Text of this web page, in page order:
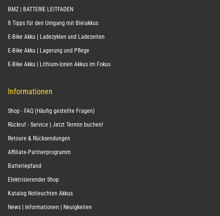
BMZ | BATTERIE LEITFADEN
8 Tipps für den Umgang mit Bleiakkus
E-Bike Akku | Ladezyklen und Ladezeiten
E-Bike Akku | Lagerung und Pflege
E-Bike Akku | Lithium-Ionen Akkus im Fokus
Informationen
Shop - FAQ (Häufig gestellte Fragen)
Rückruf - Service | Jetzt Termin buchen!
Retoure & Rücksendungen
Affiliate-Partnerprogramm
Batteriepfand
Elektrisierender Shop
Katalog Notleuchten Akkus
News | Informationen | Neuigkeiten